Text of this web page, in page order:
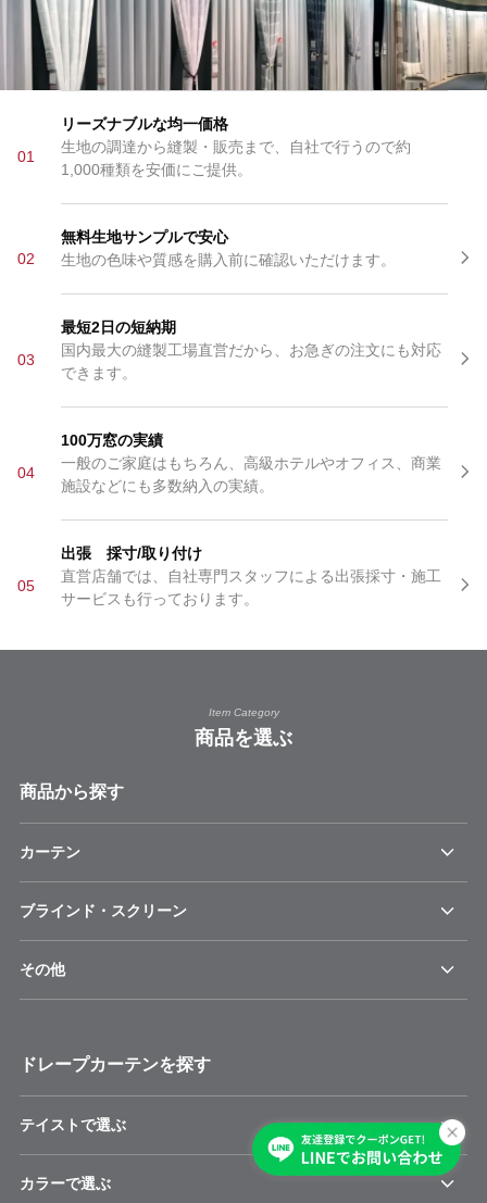
01
リーズナブルな均一価格
生地の調達から縫製・販売まで、自社で行うので約
1,000種類を安価にご提供。
02
無料生地サンプルで安心
生地の色味や質感を購入前に確認いただけます。
03
最短2日の短納期
国内最大の縫製工場直営だから、お急ぎの注文にも対応
できます。
04
100万窓の実績
一般のご家庭はもちろん、高級ホテルやオフィス、商業
施設などにも多数納入の実績。
05
出張 採寸/取り付け
直営店舗では、自社専門スタッフによる出張採寸・施工
サービスも行っております。
Item Category
商品を選ぶ
商品から探す
カーテン
ブラインド・スクリーン
その他
ドレープカーテンを探す
テイストで選ぶ
カラーで選ぶ